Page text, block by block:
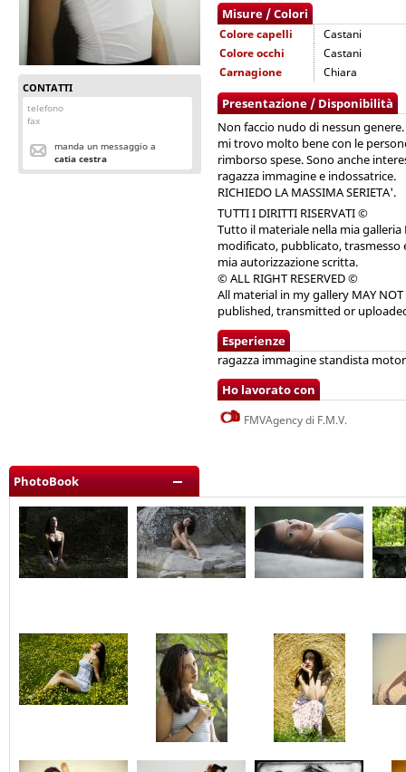
CONTATTI
telefono
fax
manda un messaggio a
catia cestra
Misure / Colori
Colore capelli
Castani
Colore occhi
Castani
Carnagione
Chiara
Presentazione / Disponibilità
Non faccio nudo di nessun
mi trovo molto bene con le
rimborso spese. Sono anche
ragazza immagine e indossatrice.
RICHIEDO LA MASSIMA SERIETA'.
TUTTI I DIRITTI RISERVATI ©
Tutto il materiale nella mia
modificato, pubblicato, trasmesso
mia autorizzazione scritta.
© ALL RIGHT RESERVED ©
All material in my gallery MAY
published, transmitted or
Esperienze
ragazza immagine standista
Ho lavorato con
FMVAgency di F.M.V.
PhotoBook